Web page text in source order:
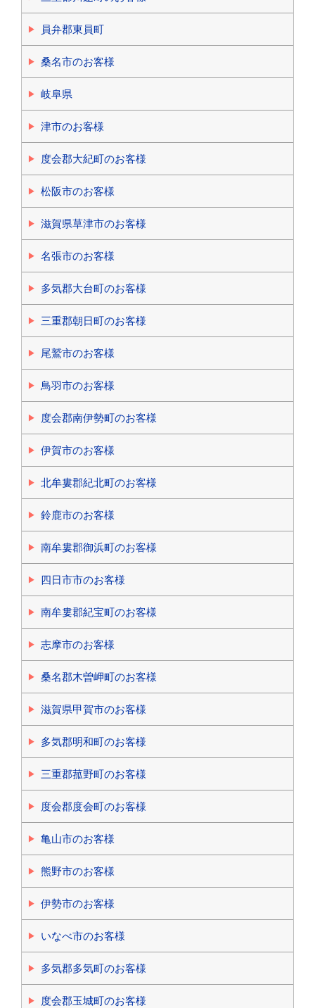
員弁郡東員町
桑名市のお客様
岐阜県
津市のお客様
度会郡大紀町のお客様
松阪市のお客様
滋賀県草津市のお客様
名張市のお客様
多気郡大台町のお客様
三重郡朝日町のお客様
尾鷲市のお客様
鳥羽市のお客様
度会郡南伊勢町のお客様
伊賀市のお客様
北牟婁郡紀北町のお客様
鈴鹿市のお客様
南牟婁郡御浜町のお客様
四日市市のお客様
南牟婁郡紀宝町のお客様
志摩市のお客様
桑名郡木曽岬町のお客様
滋賀県甲賀市のお客様
多気郡明和町のお客様
三重郡菰野町のお客様
度会郡度会町のお客様
亀山市のお客様
熊野市のお客様
伊勢市のお客様
いなべ市のお客様
多気郡多気町のお客様
度会郡玉城町のお客様